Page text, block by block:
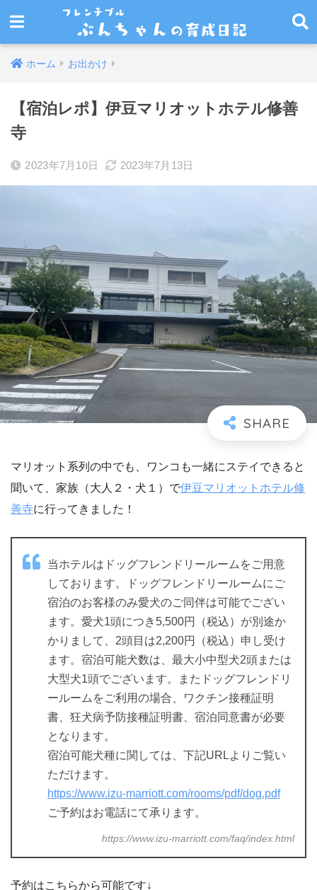
ホーム お出かけ
【宿泊レポ】伊豆マリオットホテル修善
寺
2023年7月10日 2023年7月13日
マリオット系列の中でも、ワンコも一緒にステイできると
聞いて、家族（大人２・犬１）で伊豆マリオットホテル修
善寺に行ってきました！
当ホテルはドッグフレンドリールームをご用意
しております。ドッグフレンドリールームにご
宿泊のお客様のみ愛犬のご同伴は可能でござい
ます。愛犬1頭につき5,500円（税込）が別途か
かりまして、2頭目は2,200円（税込）申し受け
ます。宿泊可能犬数は、最大小中型犬2頭または
大型犬1頭でございます。またドッグフレンドリ
ールームをご利用の場合、ワクチン接種証明
書、狂犬病予防接種証明書、宿泊同意書が必要
となります。
宿泊可能犬種に関しては、下記URLよりご覧い
ただけます。
https://www.izu-marriott.com/rooms/pdf/dog.pdf
ご予約はお電話にて承ります。
https://www.izu-marriott.com/faq/index.html
予約はこちらから可能です↓